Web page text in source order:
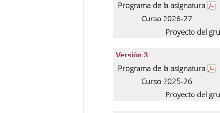
Programa de la asignatura
Curso 2026-27
Proyecto del
Versión 3
Programa de la asignatura
Curso 2025-26
Proyecto del